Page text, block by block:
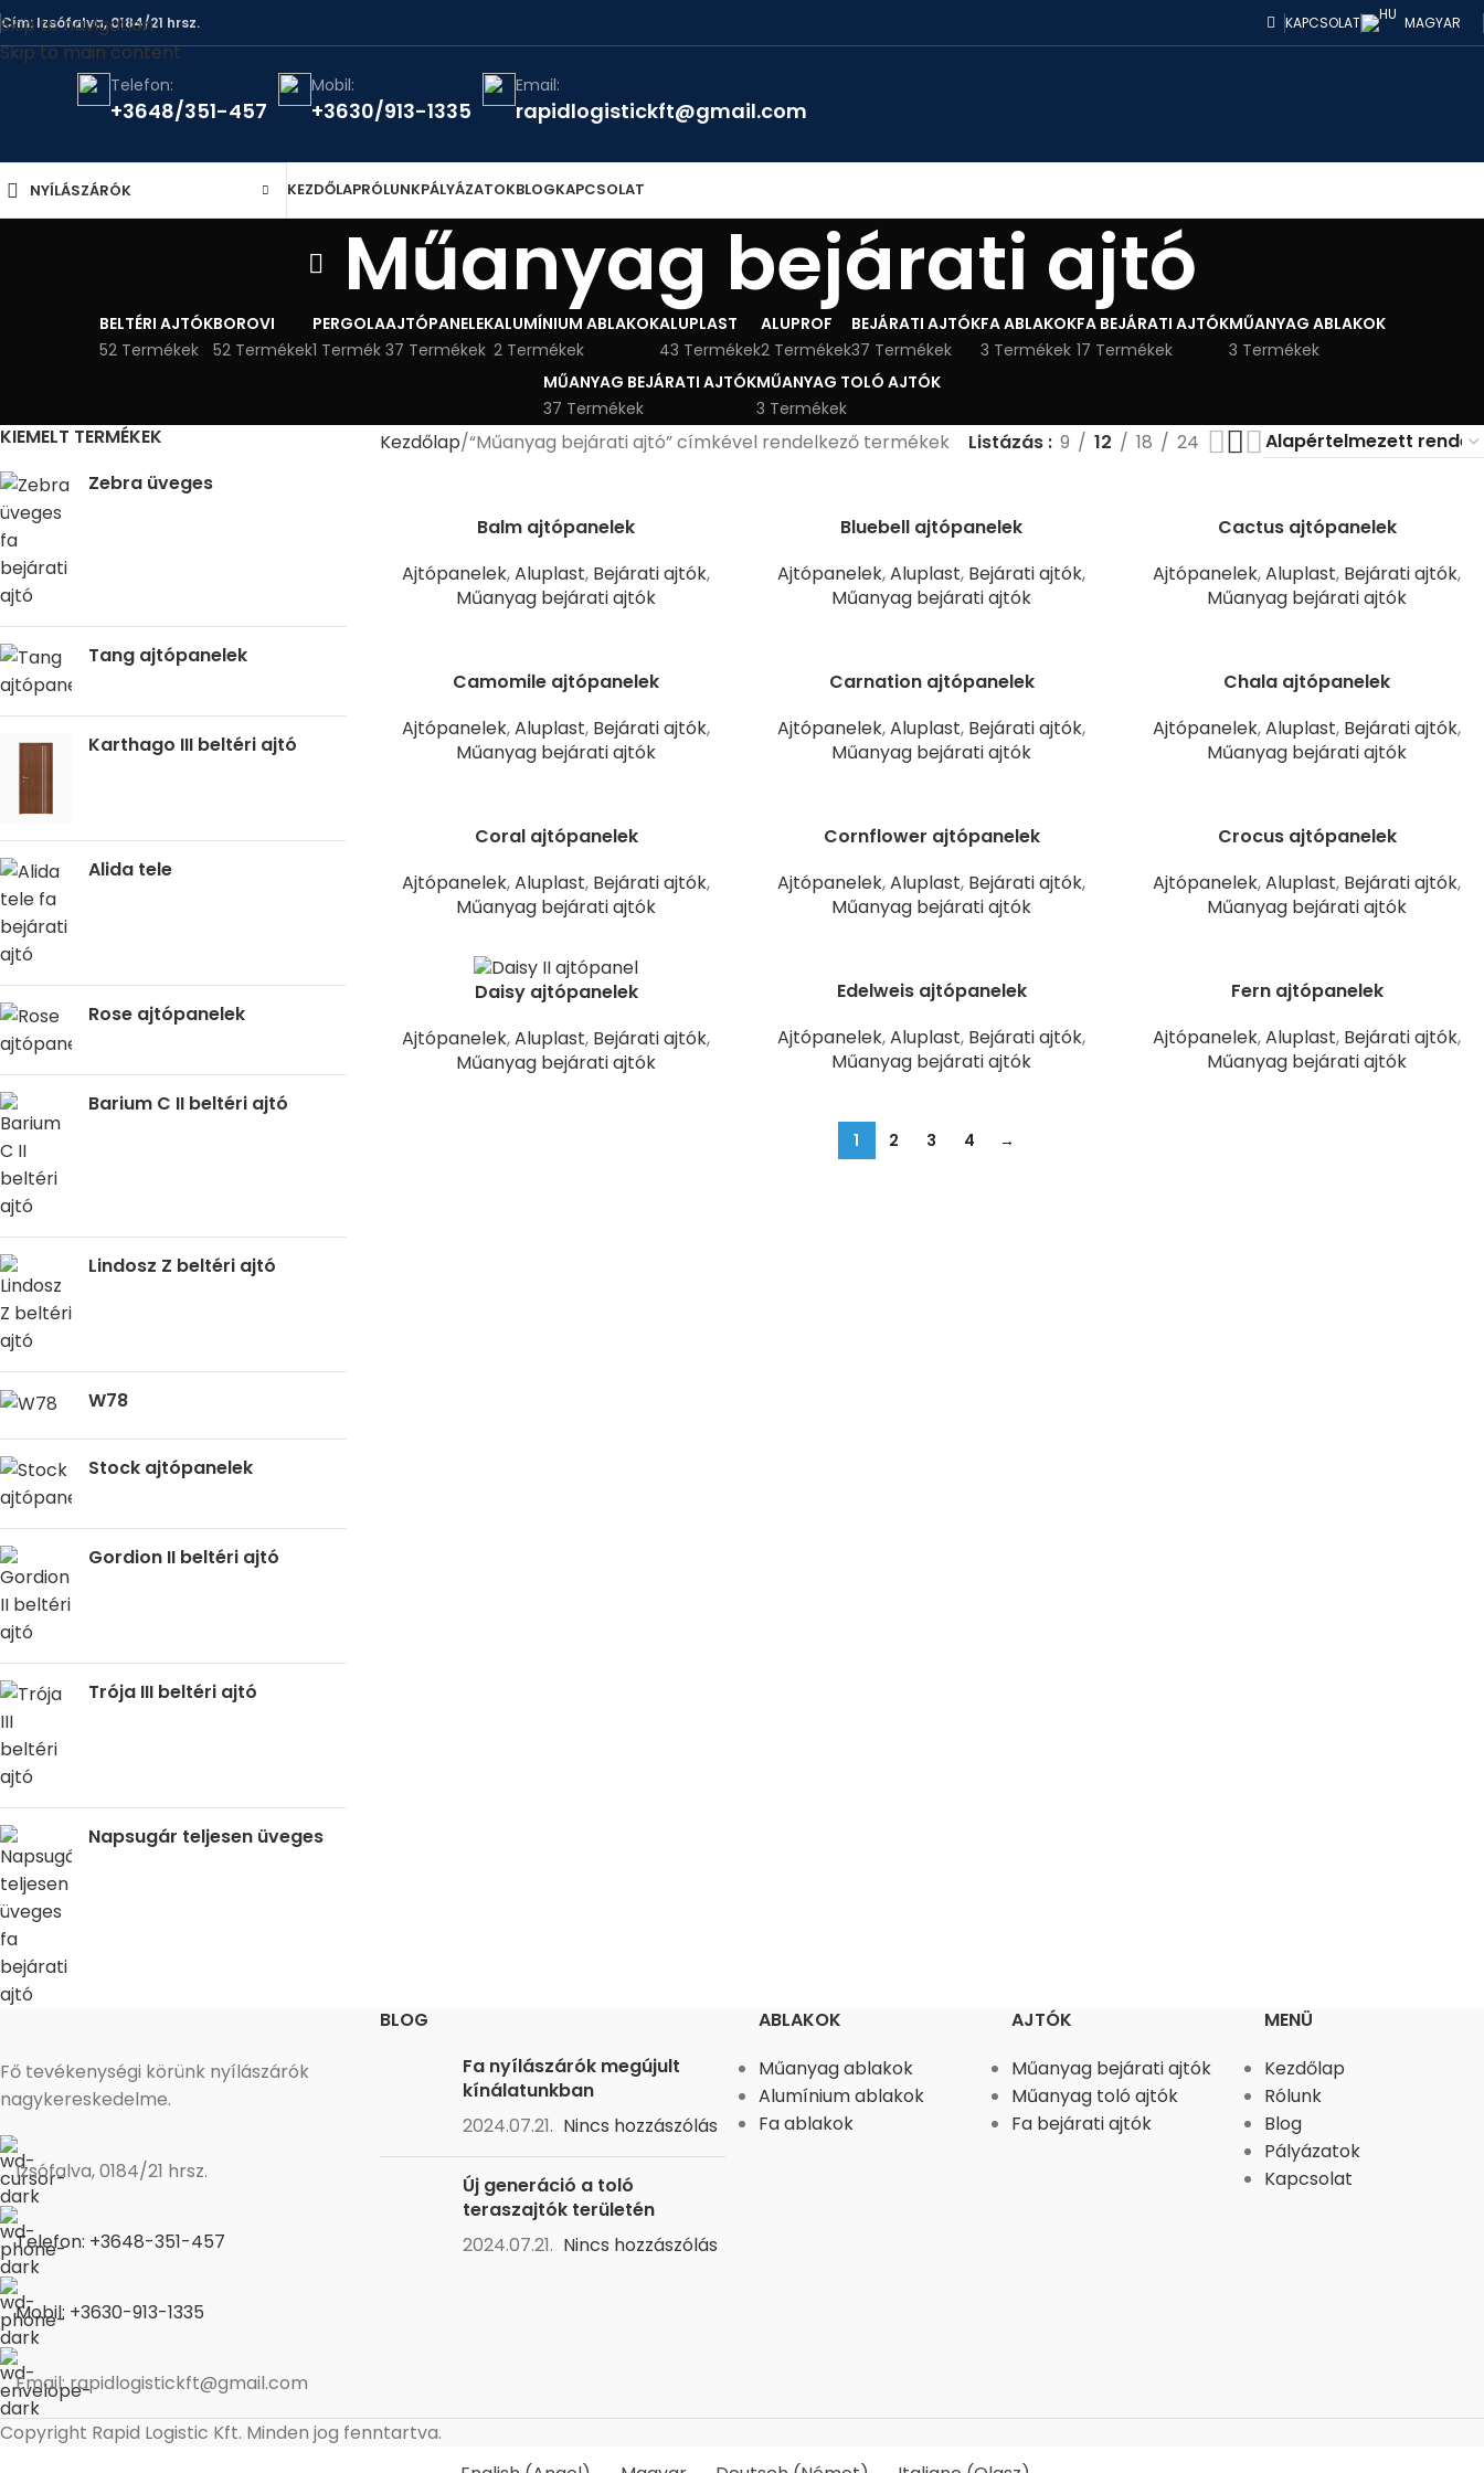
Skip to navigation
Skip to main content
Cím: Izsófalva, 0184/21 hrsz. KAPCSOLAT MAGYAR
Telefon:
+3648/351-457
Mobil:
+3630/913-1335
Email:
rapidlogistickft@gmail.com
NYÍLÁSZÁRÓK KEZDŐLAPRÓLUNKPÁLYÁZATOKBLOGKAPCSOLAT
Műanyag bejárati ajtó
BELTÉRI AJTÓK
52 Termékek
BOROVI
52 Termékek
PERGOLA
1 Termék
AJTÓPANELEK
37 Termékek
ALUMÍNIUM ABLAKOK
2 Termékek
ALUPLAST
43 Termékek
ALUPROF
2 Termékek
BEJÁRATI AJTÓK
37 Termékek
FA ABLAKOK
3 Termékek
FA BEJÁRATI AJTÓK
17 Termékek
MŰANYAG ABLAKOK
3 Termékek
MŰANYAG BEJÁRATI AJTÓK
37 Termékek
MŰANYAG TOLÓ AJTÓK
3 Termékek
KIEMELT TERMÉKEK
Zebra üveges
Tang ajtópanelek
Karthago III beltéri ajtó
Alida tele
Rose ajtópanelek
Barium C II beltéri ajtó
Lindosz Z beltéri ajtó
W78
Stock ajtópanelek
Gordion II beltéri ajtó
Trója III beltéri ajtó
Napsugár teljesen üveges
Kezdőlap “Műanyag bejárati ajtó” címkével rendelkező termékek Listázás 9 12 18 24
Balm ajtópanelek
Ajtópanelek,Aluplast, Bejárati ajtók,
Műanyag bejárati ajtók
Bluebell ajtópanelek
Ajtópanelek,Aluplast, Bejárati ajtók,
Műanyag bejárati ajtók
Cactus ajtópanelek
Ajtópanelek,Aluplast, Bejárati ajtók,
Műanyag bejárati ajtók
Camomile ajtópanelek
Ajtópanelek,Aluplast, Bejárati ajtók,
Műanyag bejárati ajtók
Carnation ajtópanelek
Ajtópanelek,Aluplast, Bejárati ajtók,
Műanyag bejárati ajtók
Chala ajtópanelek
Ajtópanelek,Aluplast, Bejárati ajtók,
Műanyag bejárati ajtók
Coral ajtópanelek
Ajtópanelek,Aluplast, Bejárati ajtók,
Műanyag bejárati ajtók
Cornflower ajtópanelek
Ajtópanelek,Aluplast, Bejárati ajtók,
Műanyag bejárati ajtók
Crocus ajtópanelek
Ajtópanelek,Aluplast, Bejárati ajtók,
Műanyag bejárati ajtók
Daisy ajtópanelek
Ajtópanelek,Aluplast, Bejárati ajtók,
Műanyag bejárati ajtók
Edelweis ajtópanelek
Ajtópanelek,Aluplast, Bejárati ajtók,
Műanyag bejárati ajtók
Fern ajtópanelek
Ajtópanelek,Aluplast, Bejárati ajtók,
Műanyag bejárati ajtók
1 2 3 4 →
Fő tevékenységi körünk nyílászárók
nagykereskedelme.
Izsófalva, 0184/21 hrsz.
Telefon: +3648-351-457
Mobil: +3630-913-1335
Email: rapidlogistickft@gmail.com
BLOG
Fa nyílászárók megújult
kínálatunkban
2024.07.21. Nincs hozzászólás
Új generáció a toló
teraszajtók területén
2024.07.21. Nincs hozzászólás
ABLAKOK
Műanyag ablakok
Alumínium ablakok
Fa ablakok
AJTÓK
Műanyag bejárati ajtók
Műanyag toló ajtók
Fa bejárati ajtók
MENÜ
Kezdőlap
Rólunk
Blog
Pályázatok
Kapcsolat
Copyright Rapid Logistic Kft. Minden jog fenntartva.